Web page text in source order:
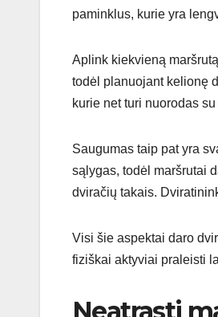
paminklus, kurie yra
Aplink kiekvieną
todėl planuojant kelionę
kurie net turi nuorodas
Saugumas taip pat yra
sąlygas, todėl maršrutai
dviračių takais.
Visi šie aspektai daro
fiziškai aktyviai praleisti